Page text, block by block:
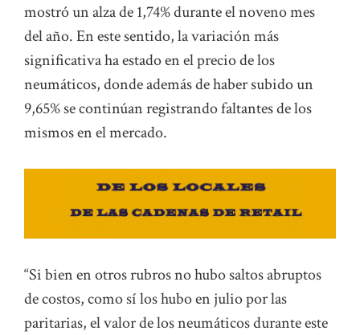
mostró un alza de 1,74% durante el noveno mes
del año. En este sentido, la variación más
significativa ha estado en el precio de los
neumáticos, donde además de haber subido un
9,65% se continúan registrando faltantes de los
mismos en el mercado.
“Si bien en otros rubros no hubo saltos abruptos
de costos, como sí los hubo en julio por las
paritarias, el valor de los neumáticos durante este